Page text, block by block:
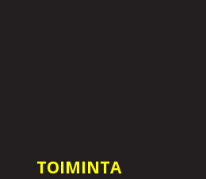
TOIMINTA